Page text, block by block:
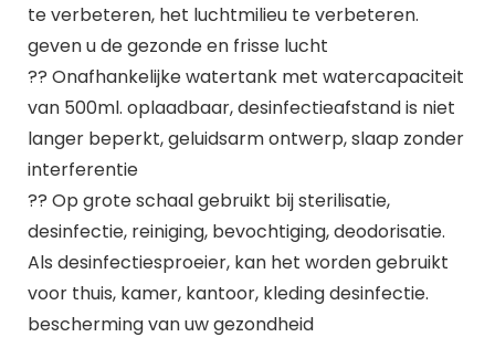
te verbeteren, het luchtmilieu te verbeteren.
geven u de gezonde en frisse lucht
?? Onafhankelijke watertank met watercapaciteit
van 500ml. oplaadbaar, desinfectieafstand is niet
langer beperkt, geluidsarm ontwerp, slaap zonder
interferentie
?? Op grote schaal gebruikt bij sterilisatie,
desinfectie, reiniging, bevochtiging, deodorisatie.
Als desinfectiesproeier, kan het worden gebruikt
voor thuis, kamer, kantoor, kleding desinfectie.
bescherming van uw gezondheid